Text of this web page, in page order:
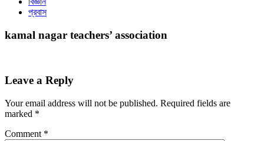
প্রবাস
kamal nagar teachers’ association
Leave a Reply
Your email address will not be published. Required fields are
marked *
Comment *